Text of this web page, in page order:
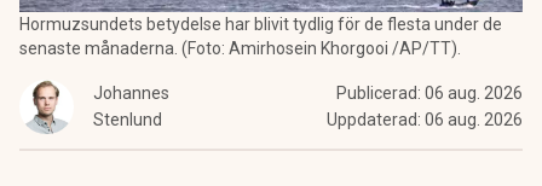
Hormuzsundets betydelse har blivit tydlig för de flesta under de
senaste månaderna. (Foto: Amirhosein Khorgooi /AP/TT).
Johannes
Stenlund
Publicerad: 06 aug. 2026
Uppdaterad: 06 aug. 2026